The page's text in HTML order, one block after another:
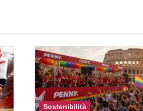
Sostenibilità